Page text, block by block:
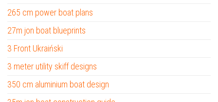
265 cm power boat plans
27m jon boat blueprints
3 Front Ukraiński
3 meter utility skiff designs
350 cm aluminium boat design